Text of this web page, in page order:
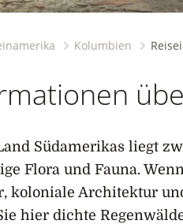
Kolumbien
Südamerikas liegt
Flora und Fauna.
koloniale Architektur
hier dichte